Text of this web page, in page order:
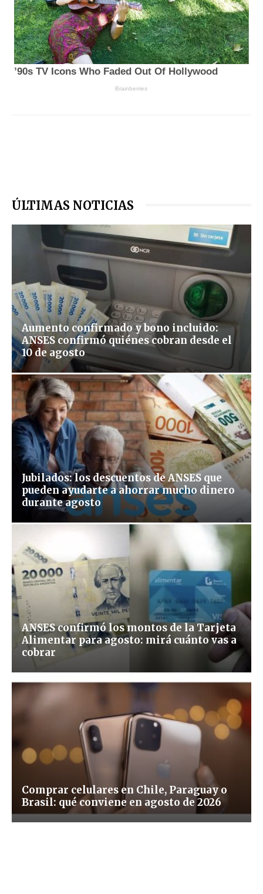
ÚLTIMAS NOTICIAS
Aumento confirmado y bono incluido:
ANSES confirmó quiénes cobran desde el
10 de agosto
Jubilados: los descuentos de ANSES que
pueden ayudarte a ahorrar mucho dinero
durante agosto
ANSES confirmó los montos de la Tarjeta
Alimentar para agosto: mirá cuánto vas a
cobrar
Comprar celulares en Chile, Paraguay o
Brasil: qué conviene en agosto de 2026